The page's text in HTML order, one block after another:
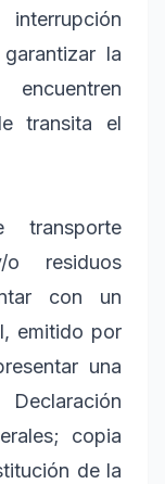
la
transita el
transporte
residuos
con un
emitido por
una
copia
de la